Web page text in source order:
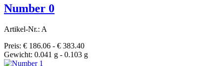
Number 0
Artikel-Nr.: A
Preis: € 186.06 - € 383.40
Gewicht: 0.041 g - 0.103 g